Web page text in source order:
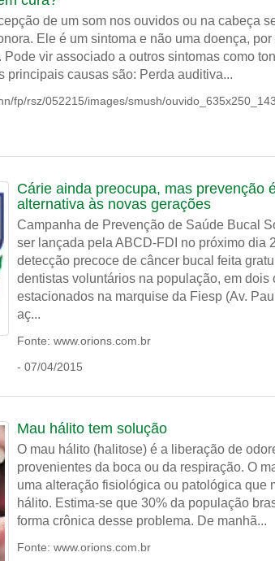
de um som nos ouvidos ou na cabeça
Ele é um sintoma e não uma doença,
vir associado a outros sintomas como
principais causas são: Perda auditiva...
fp/rsz/052215/images/smush/
Cárie ainda preocupa, mas prevenção
alternativa às novas gerações
Campanha de Prevenção de Saúde Bucal
ser lançada pela ABCD-FDI no próximo dia
detecção precoce de câncer bucal feita
dentistas voluntários na população, em dois
estacionados na marquise da Fiesp (Av.
aç...
Fonte: www.orions.com.br
- 07/04/2015
Mau hálito tem solução
O mau hálito (halitose) é a liberação de
provenientes da boca ou da respiração. O
uma alteração fisiológica ou patológica que
hálito. Estima-se que 30% da população
forma crônica desse problema. De manhã...
Fonte: www.orions.com.br